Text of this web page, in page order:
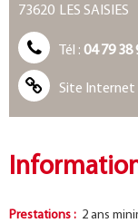
73620 LES SAISIES
Tél : 04 79 38
Site Internet
Prestations : 2 ans